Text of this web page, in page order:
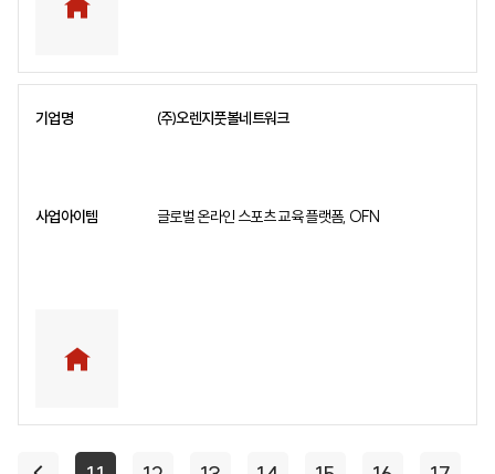
㈜오렌지풋볼네트워크
글로벌 온라인 스포츠 교육 플랫폼, OFN